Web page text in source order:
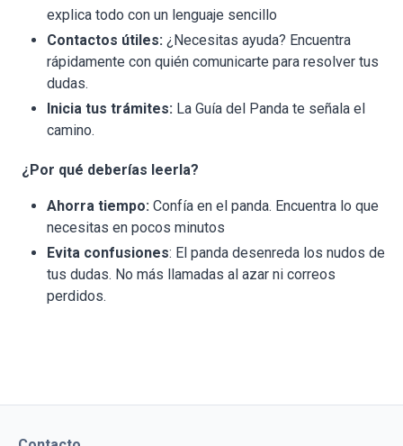
explica todo con un lenguaje sencillo
Contactos útiles: ¿Necesitas ayuda? Encuentra
rápidamente con quién comunicarte para resolver tus
dudas.
Inicia tus trámites: La Guía del Panda te señala el
camino.
¿Por qué deberías leerla?
Ahorra tiempo: Confía en el panda. Encuentra lo que
necesitas en pocos minutos
Evita confusiones: El panda desenreda los nudos de
tus dudas. No más llamadas al azar ni correos
perdidos.